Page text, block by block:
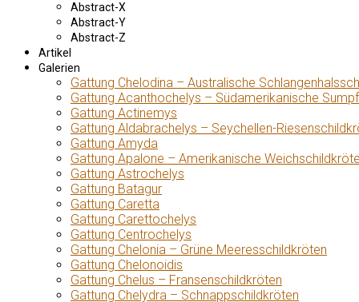
Abstract-X
Abstract-Y
Abstract-Z
Artikel
Galerien
Gattung Chelodina – Australische
Gattung Acanthochelys – Südamerikanische
Gattung Actinemys
Gattung Aldabrachelys – Seychellen-
Gattung Amyda
Gattung Apalone – Amerikanische
Gattung Astrochelys
Gattung Batagur
Gattung Caretta
Gattung Carettochelys
Gattung Centrochelys
Gattung Chelonia – Grüne Meeresschildkröten
Gattung Chelonoidis
Gattung Chelus – Fransenschildkröten
Gattung Chelydra – Schnappschildkröten